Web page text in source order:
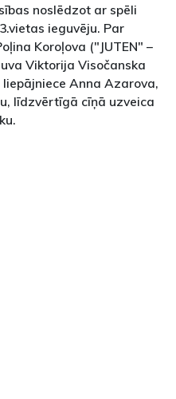
noslēdzot ar spēli
ieguvēju. Par
Koroļova ("JUTEN" –
Viktorija Visočanska
Anna Azarova,
līdzvērtīgā cīņā uzveica